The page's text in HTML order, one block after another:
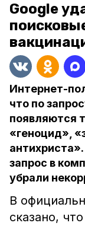
Google
Интернет-
что по
появляются
«геноцид»,
запрос в
убрали
В
сказано,